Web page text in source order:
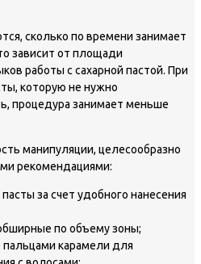
сколько по времени занимает
зависит от площади
работы с сахарной пастой. При
которую не нужно
процедура занимает меньше
манипуляции, целесообразно
рекомендациями:
за счет удобного нанесения
по объему зоны;
пальцами карамели для